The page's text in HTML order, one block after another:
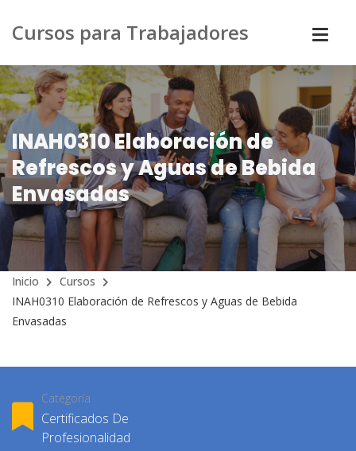
Cursos para Trabajadores
INAH0310 Elaboración de
Refrescos y Aguas de Bebida
Envasadas
Inicio
Cursos
INAH0310 Elaboración de Refrescos y Aguas de Bebida
Envasadas
Categoría
Certificados De
Profesionalidad